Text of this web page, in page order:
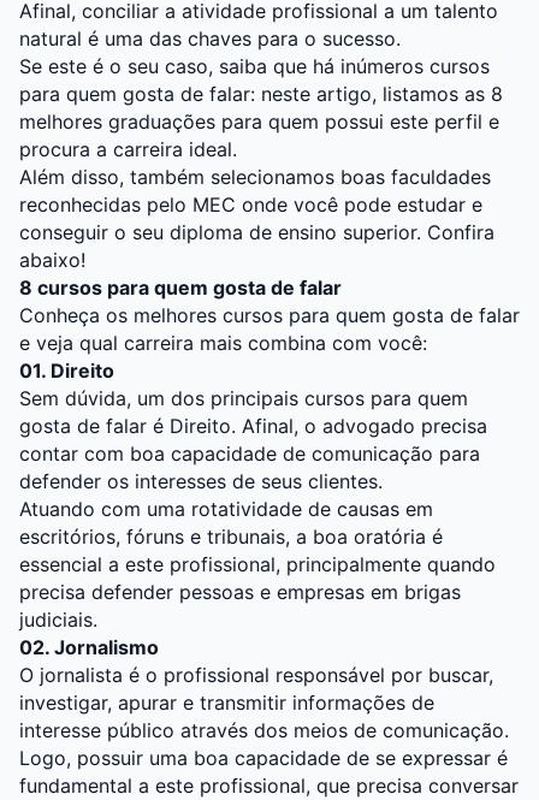
Afinal, conciliar a atividade profissional a um talento
natural é uma das chaves para o sucesso.
Se este é o seu caso, saiba que há inúmeros cursos
para quem gosta de falar: neste artigo, listamos as 8
melhores graduações para quem possui este perfil e
procura a carreira ideal.
Além disso, também selecionamos boas faculdades
reconhecidas pelo MEC onde você pode estudar e
conseguir o seu diploma de ensino superior. Confira
abaixo!
8 cursos para quem gosta de falar
Conheça os melhores cursos para quem gosta de falar
e veja qual carreira mais combina com você:
01. Direito
Sem dúvida, um dos principais cursos para quem
gosta de falar é Direito. Afinal, o advogado precisa
contar com boa capacidade de comunicação para
defender os interesses de seus clientes.
Atuando com uma rotatividade de causas em
escritórios, fóruns e tribunais, a boa oratória é
essencial a este profissional, principalmente quando
precisa defender pessoas e empresas em brigas
judiciais.
02. Jornalismo
O jornalista é o profissional responsável por buscar,
investigar, apurar e transmitir informações de
interesse público através dos meios de comunicação.
Logo, possuir uma boa capacidade de se expressar é
fundamental a este profissional, que precisa conversar